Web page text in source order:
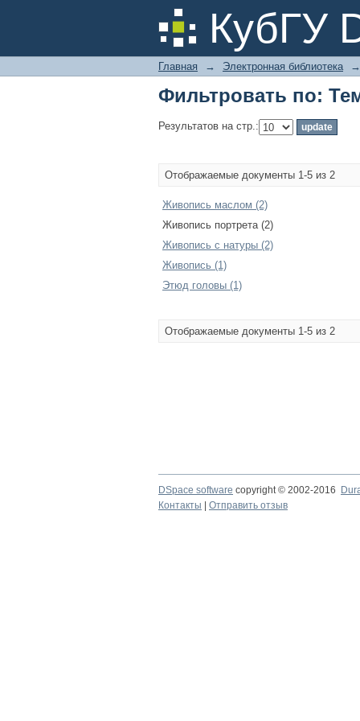
КубГУ
Фильтровать по:
Главная → Электронная библиотека →
Фильтровать по:
Результатов на стр.:
Отображаемые документы 1-5 из 2
Живопись маслом (2)
Живопись портрета (2)
Живопись с натуры (2)
Живопись (1)
Этюд головы (1)
Отображаемые документы 1-5 из 2
DSpace software copyright © 2002-2016
Контакты
Отправить отзыв